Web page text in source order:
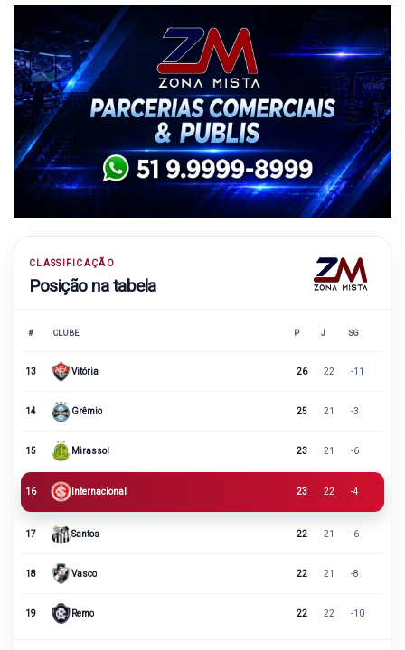
CLASSIFICAÇÃO
Posição na tabela
# CLUBE P J SG
13 Vitória 26 22 -11
14 Grêmio 25 21 -3
15 Mirassol 23 21 -6
16 Internacional 23 22 -4
17 Santos 22 21 -6
18 Vasco 22 21 -8
19 Remo 22 22 -10